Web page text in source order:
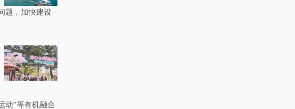
题，加快建设
动”等有机融合